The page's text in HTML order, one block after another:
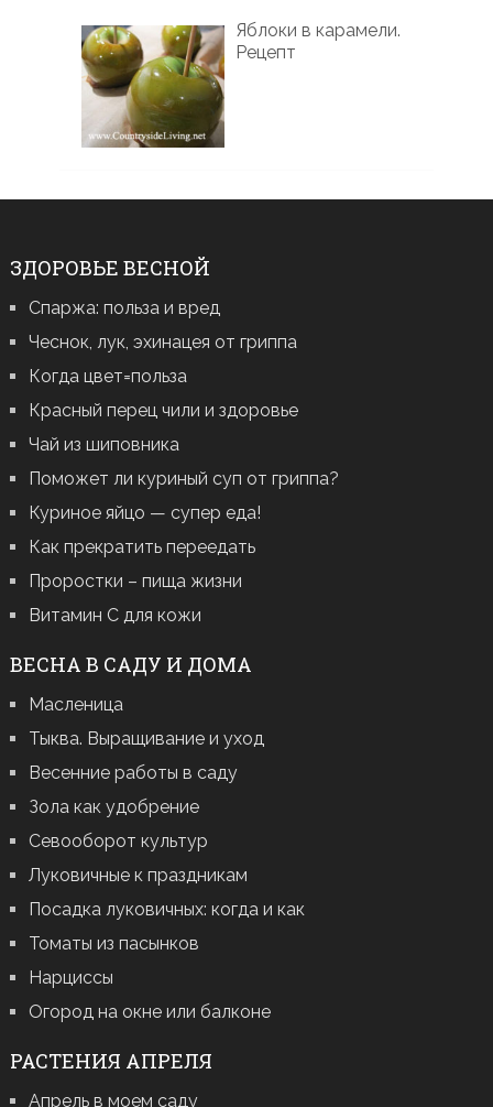
Яблоки в карамели.
Рецепт
ЗДОРОВЬЕ ВЕСНОЙ
Спаржа: польза и вред
Чеснок, лук, эхинацея от гриппа
Когда цвет=польза
Красный перец чили и здоровье
Чай из шиповника
Поможет ли куриный суп от гриппа?
Куриное яйцо — супер еда!
Как прекратить переедать
Проростки – пища жизни
Витамин С для кожи
ВЕСНА В САДУ И ДОМА
Масленица
Тыква. Выращивание и уход
Весенние работы в саду
Зола как удобрение
Севооборот культур
Луковичные к праздникам
Посадка луковичных: когда и как
Томаты из пасынков
Нарциссы
Огород на окне или балконе
РАСТЕНИЯ АПРЕЛЯ
Апрель в моем саду